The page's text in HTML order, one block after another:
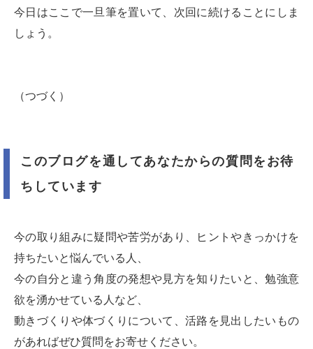
今日はここで一旦筆を置いて、次回に続けることにしま
しょう。
（つづく）
このブログを通してあなたからの質問をお待
ちしています
今の取り組みに疑問や苦労があり、ヒントやきっかけを
持ちたいと悩んでいる人、
今の自分と違う角度の発想や見方を知りたいと、勉強意
欲を湧かせている人など、
動きづくりや体づくりについて、活路を見出したいもの
があればぜひ質問をお寄せください。